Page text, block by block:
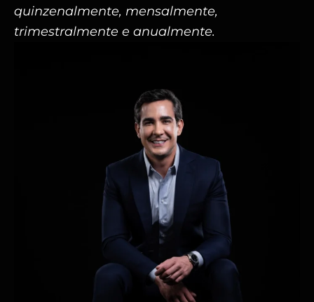
quinzenalmente, mensalmente,
trimestralmente e anualmente.